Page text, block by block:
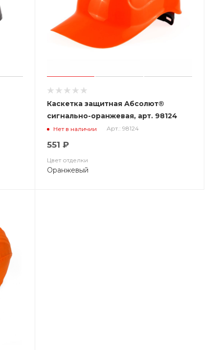
Каскетка защитная Абсолют®
сигнально-оранжевая, арт. 98124
Нет в наличии Арт.: 98124
551 ₽
Цвет отделки
Оранжевый